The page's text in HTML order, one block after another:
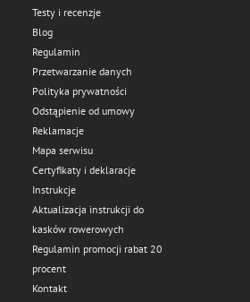
Testy i recenzje
Blog
Regulamin
Przetwarzanie danych
Polityka prywatności
Odstąpienie od umowy
Reklamacje
Mapa serwisu
Certyfikaty i deklaracje
Instrukcje
Aktualizacja instrukcji do
kasków rowerowych
Regulamin promocji rabat 20
procent
Kontakt